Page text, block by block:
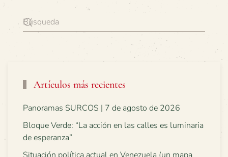
Artículos más recientes
Panoramas SURCOS | 7 de agosto de 2026
Bloque Verde: “La acción en las calles es luminaria
de esperanza”